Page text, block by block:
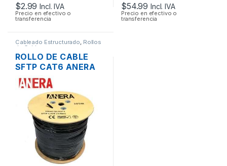
$2.99 Incl. IVA
Precio en efectivo o
transferencia
$54.99 Incl. IVA
Precio en efectivo o
transferencia
Cableado Estructurado, Rollos
de Cable
ROLLO DE CABLE
SFTP CAT6 ANERA
BLINDADO EXTERIOR
305MTS